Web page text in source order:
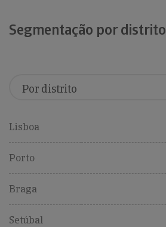
Segmentação por distrito
Lisboa
Porto
Braga
Setúbal